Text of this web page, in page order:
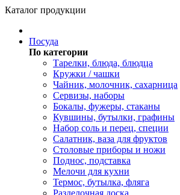
Каталог продукции
Посуда
По категории
Тарелки, блюда, блюдца
Кружки / чашки
Чайник, молочник, сахарница
Сервизы, наборы
Бокалы, фужеры, стаканы
Кувшины, бутылки, графины
Набор соль и перец, специи
Салатник, ваза для фруктов
Столовые приборы и ножи
Поднос, подставка
Мелочи для кухни
Термос, бутылка, фляга
Разделочная доска